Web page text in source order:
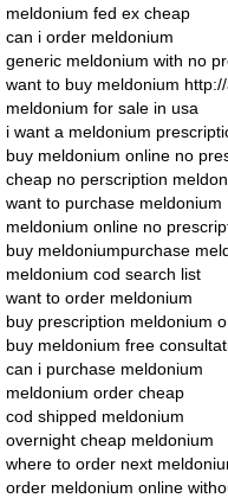
meldonium fed ex cheap
can i order meldonium
generic meldonium with no
want to buy meldonium
meldonium for sale in usa
i want a meldonium
buy meldonium online no
cheap no perscription
want to purchase meldonium
meldonium online no
buy meldoniumpurchase
meldonium cod search list
want to order meldonium
buy prescription meldonium
buy meldonium free
can i purchase meldonium
meldonium order cheap
cod shipped meldonium
overnight cheap meldonium
where to order next
order meldonium online